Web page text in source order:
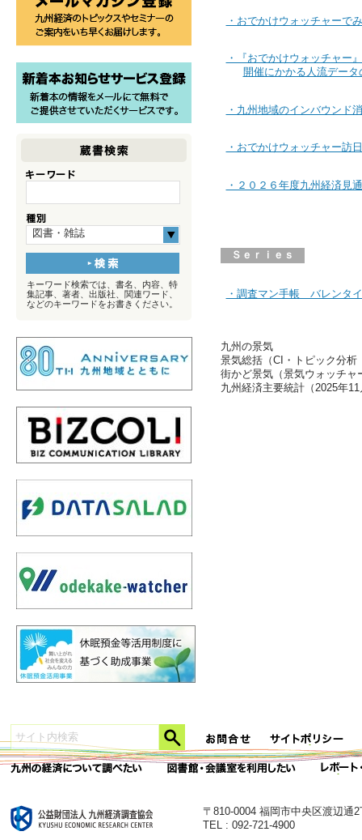
・おでかけウォッチャーで
・『おでかけウォッチャー
開催にかかる人流データ
・九州地域のインバウンド
・おでかけウォッチャー訪
・２０２６年度九州経済
Ｓｅｒｉｅｓ
・調査マン手帳 バレンタ
九州の景気
景気総括（CI・トピック分
街かど景気（景気ウォッチ
九州経済主要統計（2025年11
図書・雑誌
キーワード検索では、書名、内容、特
集記事、著者、出版社、関連ワード、
などのキーワードをお書きください。
〒810-0004 福岡市中央区渡辺通
TEL : 092-721-4900